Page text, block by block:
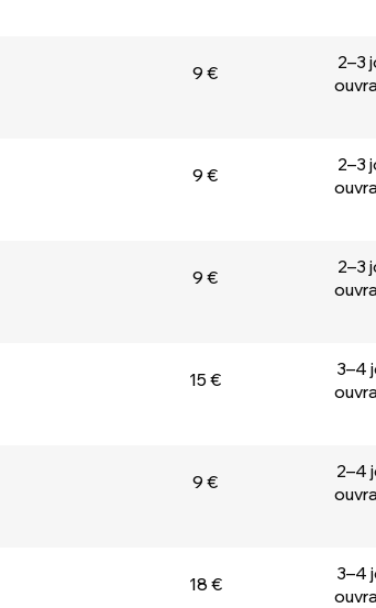
9 €
2–3
9 €
2–3
9 €
2–3
15 €
3–4
9 €
2–4
18 €
3–4